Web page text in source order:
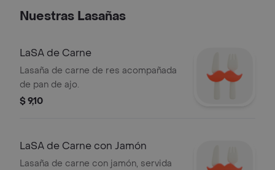
Nuestras Lasañas
LaSA de Carne
Lasaña de carne de res acompañada
de pan de ajo.
$ 9,10
LaSA de Carne con Jamón
Lasaña de carne con jamón, servida